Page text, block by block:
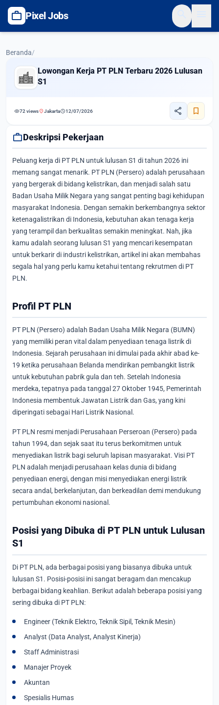
work Pixel Jobs
Beranda/
Lowongan Kerja PT PLN Terbaru 2026 Lulusan
S1
visibility72 viewslocation_onJakartaschedule12/07/2026 share bookmark
workDeskripsi Pekerjaan
Peluang kerja di PT PLN untuk lulusan S1 di tahun 2026 ini
memang sangat menarik. PT PLN (Persero) adalah perusahaan
yang bergerak di bidang kelistrikan, dan menjadi salah satu
Badan Usaha Milik Negara yang sangat penting bagi kehidupan
masyarakat Indonesia. Dengan semakin berkembangnya sektor
ketenagalistrikan di Indonesia, kebutuhan akan tenaga kerja
yang terampil dan berkualitas semakin meningkat. Nah, jika
kamu adalah seorang lulusan S1 yang mencari kesempatan
untuk berkarir di industri kelistrikan, artikel ini akan membahas
segala hal yang perlu kamu ketahui tentang rekrutmen di PT
PLN.
Profil PT PLN
PT PLN (Persero) adalah Badan Usaha Milik Negara (BUMN)
yang memiliki peran vital dalam penyediaan tenaga listrik di
Indonesia. Sejarah perusahaan ini dimulai pada akhir abad ke-
19 ketika perusahaan Belanda mendirikan pembangkit listrik
untuk kebutuhan pabrik gula dan teh. Setelah Indonesia
merdeka, tepatnya pada tanggal 27 Oktober 1945, Pemerintah
Indonesia membentuk Jawatan Listrik dan Gas, yang kini
diperingati sebagai Hari Listrik Nasional.
PT PLN resmi menjadi Perusahaan Perseroan (Persero) pada
tahun 1994, dan sejak saat itu terus berkomitmen untuk
menyediakan listrik bagi seluruh lapisan masyarakat. Visi PT
PLN adalah menjadi perusahaan kelas dunia di bidang
penyediaan energi, dengan misi menyediakan energi listrik
secara andal, berkelanjutan, dan berkeadilan demi mendukung
pertumbuhan ekonomi nasional.
Posisi yang Dibuka di PT PLN untuk Lulusan
S1
Di PT PLN, ada berbagai posisi yang biasanya dibuka untuk
lulusan S1. Posisi-posisi ini sangat beragam dan mencakup
berbagai bidang keahlian. Berikut adalah beberapa posisi yang
sering dibuka di PT PLN:
Engineer (Teknik Elektro, Teknik Sipil, Teknik Mesin)
Analyst (Data Analyst, Analyst Kinerja)
Staff Administrasi
Manajer Proyek
Akuntan
Spesialis Humas